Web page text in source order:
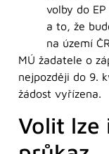
volby do
a to, že
na území
MÚ žadatele o
nejpozději do 9.
žádost vyřízena.
Volit lze